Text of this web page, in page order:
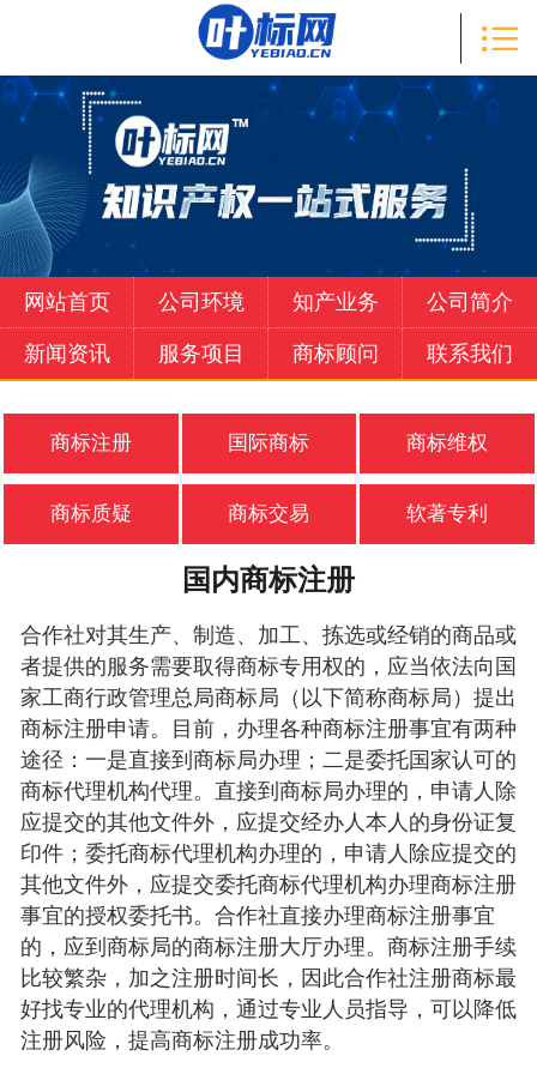
知产业务
新闻资讯
服务项目
商标顾问

网站首页 公司环境 知产业务 公司简介
新闻资讯 服务项目 商标顾问 联系我们
商标注册 国际商标 商标维权
商标质疑 商标交易 软著专利
国内商标注册
合作社对其生产、制造、加工、拣选或经销的商品或
者提供的服务需要取得商标专用权的，应当依法向国
家工商行政管理总局商标局（以下简称商标局）提出
商标注册申请。目前，办理各种商标注册事宜有两种
途径：一是直接到商标局办理；二是委托国家认可的
商标代理机构代理。直接到商标局办理的，申请人除
应提交的其他文件外，应提交经办人本人的身份证复
印件；委托商标代理机构办理的，申请人除应提交的
其他文件外，应提交委托商标代理机构办理商标注册
事宜的授权委托书。合作社直接办理商标注册事宜
的，应到商标局的商标注册大厅办理。商标注册手续
比较繁杂，加之注册时间长，因此合作社注册商标最
好找专业的代理机构，通过专业人员指导，可以降低
注册风险，提高商标注册成功率。